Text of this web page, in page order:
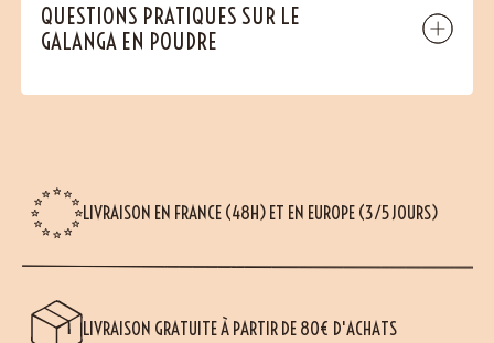
QUESTIONS PRATIQUES SUR LE
GALANGA EN POUDRE
LIVRAISON EN FRANCE (48H) ET EN EUROPE (3/5 JOURS)
LIVRAISON GRATUITE À PARTIR DE 80€ D'ACHATS